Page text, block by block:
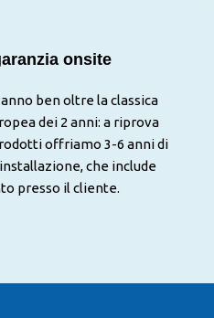
onsite
ben oltre la classica
dei 2 anni: a riprova
offriamo 3-6 anni di
che include
presso il cliente.